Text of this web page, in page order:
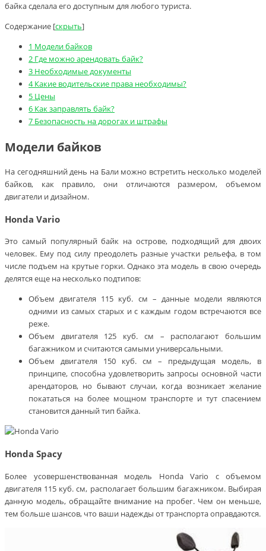
байка сделала его доступным для любого туриста.
Содержание [скрыть]
1 Модели байков
2 Где можно арендовать байк?
3 Необходимые документы
4Какие водительские права необходимы?
5 Цены
6 Как заправлять байк?
7 Безопасность на дорогах и штрафы
Модели байков
На сегодняшний день на Бали можно встретить несколько моделей
байков, как правило, они отличаются размером, объемом
двигатели и дизайном.
Honda Vario
Это самый популярный байк на острове, подходящий для двоих
человек. Ему под силу преодолеть разные участки рельефа, в том
числе подъем на крутые горки. Однако эта модель в свою очередь
делятся еще на несколько подтипов:
Объем двигателя 115 куб. см – данные модели являются
одними из самых старых и с каждым годом встречаются все
реже.
Объем двигателя 125 куб. см – располагают большим
багажником и считаются самыми универсальными.
Объем двигателя 150 куб. см – предыдущая модель, в
принципе, способна удовлетворить запросы основной части
арендаторов, но бывают случаи, когда возникает желание
покататься на более мощном транспорте и тут спасением
становится данный тип байка.
Honda Spacy
Более усовершенствованная модель Honda Vario с объемом
двигателя 115 куб. см, располагает большим багажником. Выбирая
данную модель, обращайте внимание на пробег. Чем он меньше,
тем больше шансов, что ваши надежды от транспорта оправдаются.